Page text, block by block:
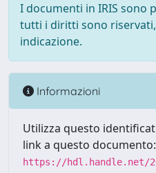
I documenti in IRIS sono
tutti i diritti sono
indicazione.
Informazioni
Utilizza questo
link a questo documento:
https://hdl.handle.net/